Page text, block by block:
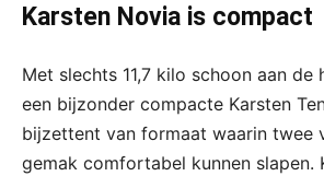
Karsten Novia is compact
Met slechts 11,7 kilo schoon aan de
een bijzonder compacte Karsten
bijzettent van formaat waarin twee
gemak comfortabel kunnen slapen.